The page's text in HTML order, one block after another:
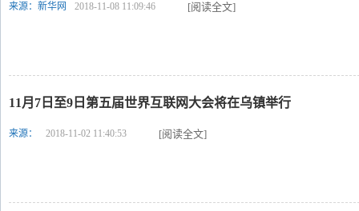
来源：新华网 2018-11-08 11:09:46 [阅读全文]
11月7日至9日第五届世界互联网大会将在乌镇举行
来源： 2018-11-02 11:40:53 [阅读全文]